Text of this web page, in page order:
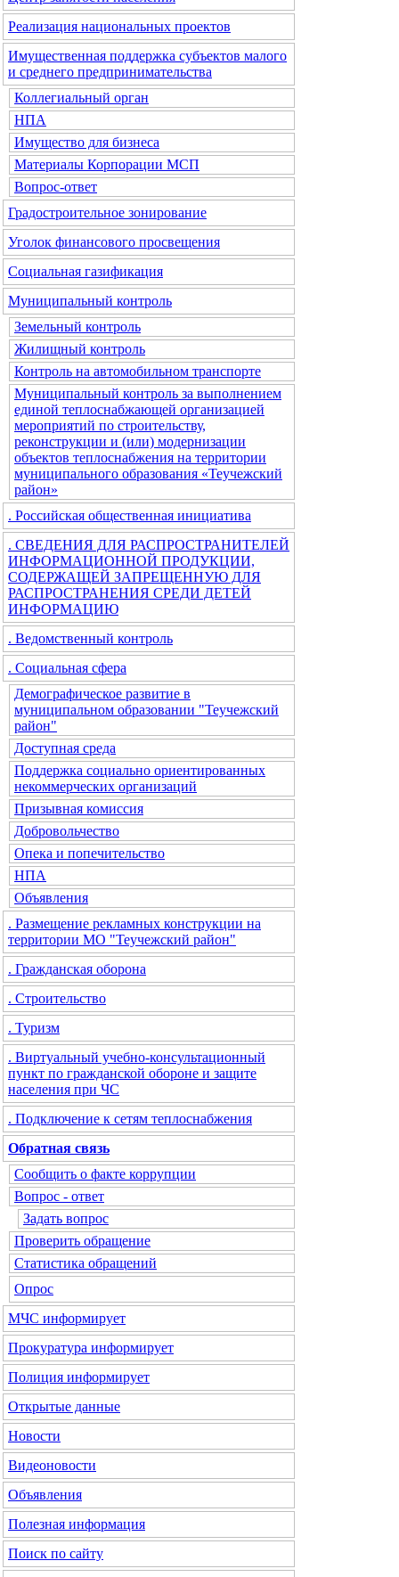
Реализация национальных проектов
Имущественная поддержка субъектов малого
и среднего предпринимательства
Коллегиальный орган
НПА
Имущество для бизнеса
Материалы Корпорации МСП
Вопрос-ответ
Градостроительное зонирование
Уголок финансового просвещения
Социальная газификация
Муниципальный контроль
Земельный контроль
Жилищный контроль
Контроль на автомобильном транспорте
Муниципальный контроль за выполнением
единой теплоснабжающей организацией
мероприятий по строительству,
реконструкции и (или) модернизации
объектов теплоснабжения на территории
муниципального образования «Теучежский
район»
. Российская общественная инициатива
. СВЕДЕНИЯ ДЛЯ РАСПРОСТРАНИТЕЛЕЙ
ИНФОРМАЦИОННОЙ ПРОДУКЦИИ,
СОДЕРЖАЩЕЙ ЗАПРЕЩЕННУЮ ДЛЯ
РАСПРОСТРАНЕНИЯ СРЕДИ ДЕТЕЙ
ИНФОРМАЦИЮ
. Ведомственный контроль
. Социальная сфера
Демографическое развитие в
муниципальном образовании "Теучежский
район"
Доступная среда
Поддержка социально ориентированных
некоммерческих организаций
Призывная комиссия
Добровольчество
Опека и попечительство
НПА
Объявления
. Размещение рекламных конструкции на
территории МО "Теучежский район"
. Гражданская оборона
. Строительство
. Туризм
. Виртуальный учебно-консультационный
пункт по гражданской обороне и защите
населения при ЧС
. Подключение к сетям теплоснабжения
Обратная связь
Сообщить о факте коррупции
Вопрос - ответ
Задать вопрос
Проверить обращение
Статистика обращений
Опрос
МЧС информирует
Прокуратура информирует
Полиция информирует
Открытые данные
Новости
Видеоновости
Объявления
Полезная информация
Поиск по сайту